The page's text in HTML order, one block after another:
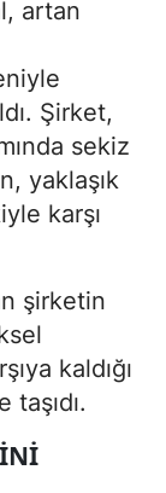
artan
Şirket,
sekiz
yaklaşık
karşı
şirketin
kaldığı